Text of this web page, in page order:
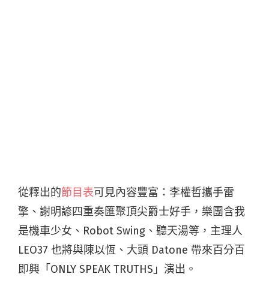
從釋出的節目表可見內容豐富：李權哲攜手雷
擎、謝明諺四重奏匯聚頂尖爵士好手，樂團含我
是機車少女、Robot Swing、聽天湯等，主理人
LEO37 也將與陳以恆、大頭 Datone 帶來百分百
即興「ONLY SPEAK TRUTHS」演出。